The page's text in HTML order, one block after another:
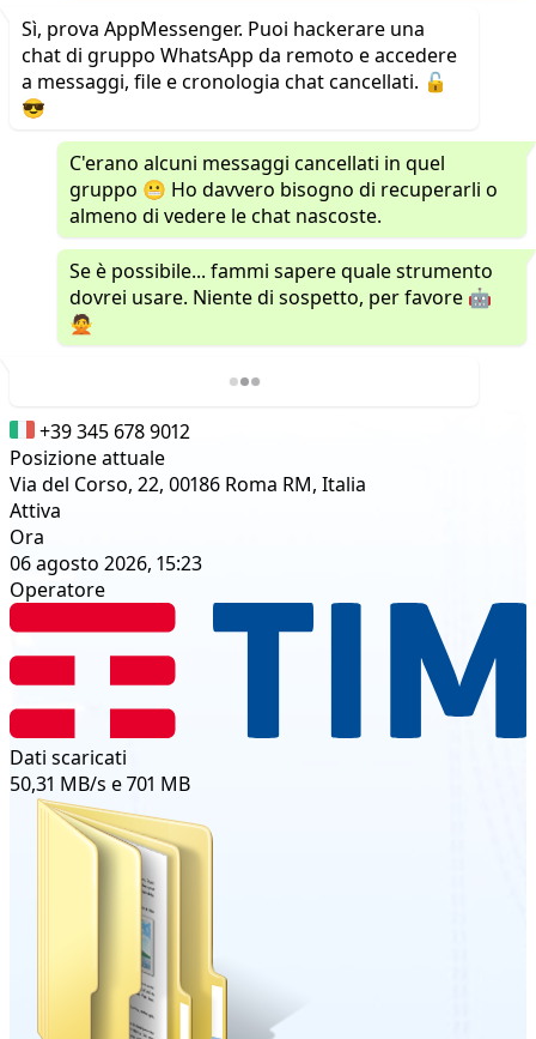
Sì, prova AppMessenger. Puoi hackerare una
chat di gruppo WhatsApp da remoto e accedere
a messaggi, file e cronologia chat cancellati. 🔓
😎
C'erano alcuni messaggi cancellati in quel
gruppo 😬 Ho davvero bisogno di recuperarli o
almeno di vedere le chat nascoste.
Se è possibile... fammi sapere quale strumento
dovrei usare. Niente di sospetto, per favore 🤖
🙅
+39 345 678 9012
Posizione attuale
Via del Corso, 22, 00186 Roma RM, Italia
Attiva
Ora
06 agosto 2026, 15:23
Operatore
Dati scaricati
50,31 MB/s e 701 MB